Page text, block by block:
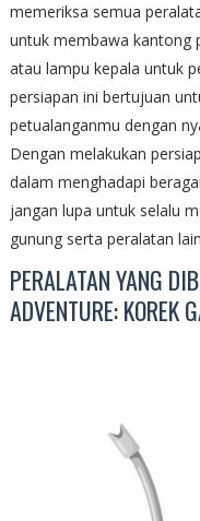
memeriksa semua
untuk membawa kantong
atau lampu kepala untuk
persiapan ini bertujuan
petualanganmu dengan
Dengan melakukan
dalam menghadapi
jangan lupa untuk selalu
gunung serta peralatan
PERALATAN YANG
ADVENTURE: KOREK